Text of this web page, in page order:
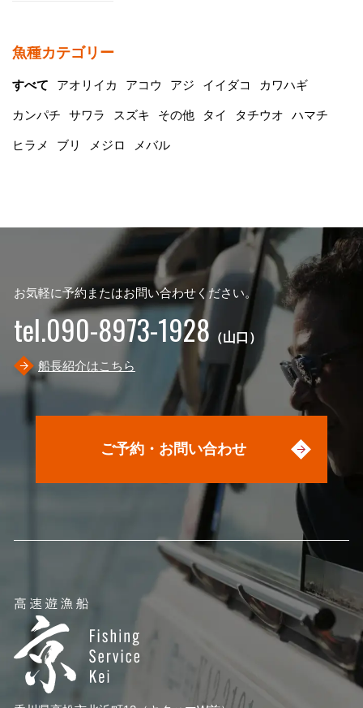
魚種カテゴリー
すべて アオリイカ アコウ アジ イイダコ カワハギ
カンパチ サワラ スズキ その他 タイ タチウオ ハマチ
ヒラメ ブリ メジロ メバル
お気軽に予約またはお問い合わせください。
tel.090-8973-1928 （山口）
船長紹介はこちら
ご予約・お問い合わせ